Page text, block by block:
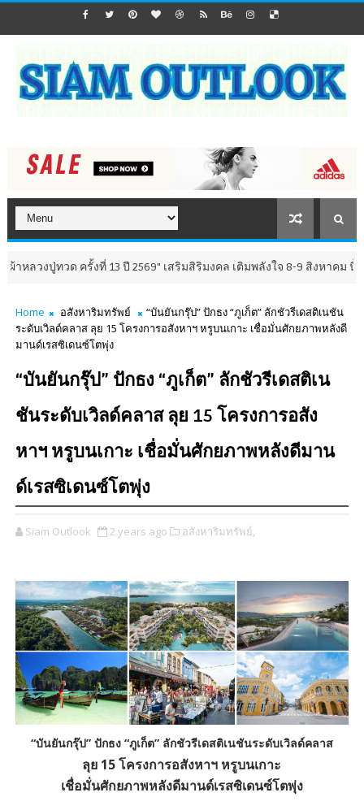
ด ครั้งที่ 13 ปี 2569" เสริมสิริมงคล เติมพลังใจ 8-9 สิงหาคม นี้ ณ วัดห้ว
Home อสังหาริมทรัพย์
“บันยันกรุ๊ป” ปักธง “ภูเก็ต” ลักชัวรีเดสติเนชัน
ระดับเวิลด์คลาส ลุย 15 โครงการอสังหาฯ หรูบนเกาะ เชื่อมั่นศักยภาพหลังดี
มานด์เรสซิเดนซ์โตพุ่ง
“บันยันกรุ๊ป” ปักธง “ภูเก็ต” ลักชัวรีเดสติเน
ชันระดับเวิลด์คลาส ลุย 15 โครงการอสัง
หาฯ หรูบนเกาะ เชื่อมั่นศักยภาพหลังดีมาน
ด์เรสซิเดนซ์โตพุ่ง
Siam Outlook 2 years ago อสังหาริมทรัพย์,
“บันยันกรุ๊ป” ปักธง “ภูเก็ต” ลักชัวรีเดสติเนชันระดับเวิลด์คลาส
ลุย 15 โครงการอสังหาฯ หรูบนเกาะ
เชื่อมั่นศักยภาพหลังดีมานด์เรสซิเดนซ์โตพุ่ง